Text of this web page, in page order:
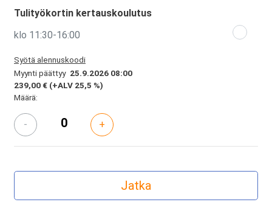
Tulityökortin kertauskoulutus
klo 11:30-16:00
Syötä alennuskoodi
Myynti päättyy 25.9.2026 08:00
239,00 € (+ALV 25,5 %)
Määrä:
- +